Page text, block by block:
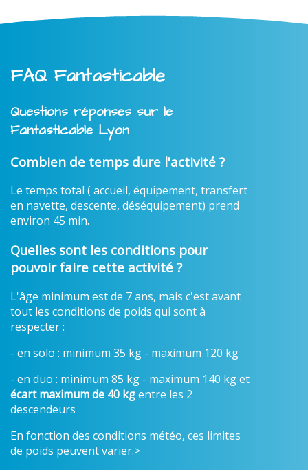
FAQ Fantasticable
Questions réponses sur le
Fantasticable Lyon
Combien de temps dure l'activité ?
Le temps total ( accueil, équipement, transfert
en navette, descente, déséquipement) prend
environ 45 min.
Quelles sont les conditions pour
pouvoir faire cette activité ?
L'âge minimum est de 7 ans, mais c'est avant
tout les conditions de poids qui sont à
respecter :
- en solo : minimum 35 kg - maximum 120 kg
- en duo : minimum 85 kg - maximum 140 kg et
écart maximum de 40 kgentre les 2
descendeurs
En fonction des conditions météo, ces limites
de poids peuvent varier.>